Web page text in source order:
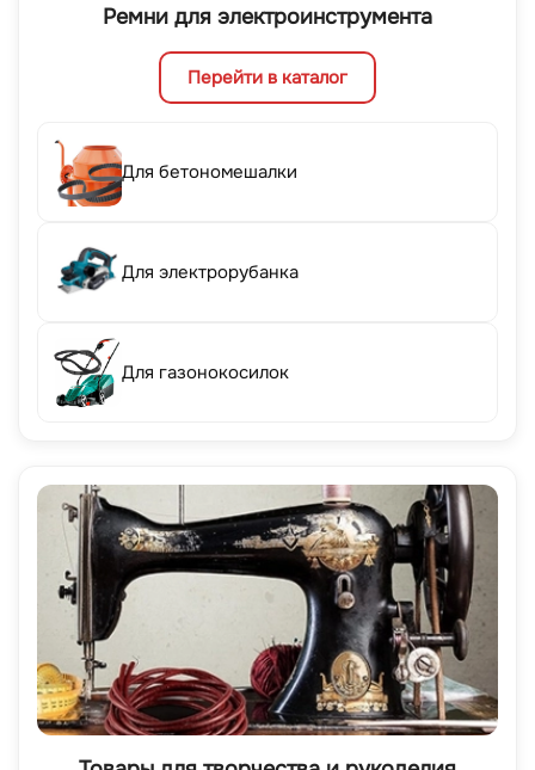
Ремни для электроинструмента
Перейти в каталог
Для бетономешалки
Для электрорубанка
Для газонокосилок